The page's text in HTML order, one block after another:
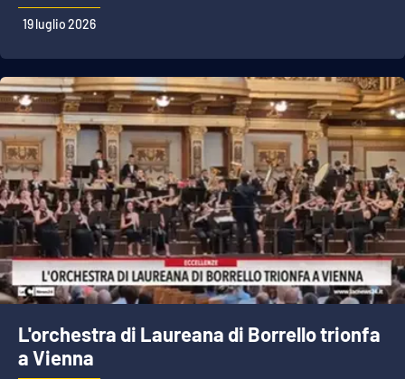
19 luglio 2026
L'orchestra di Laureana di Borrello trionfa
a Vienna